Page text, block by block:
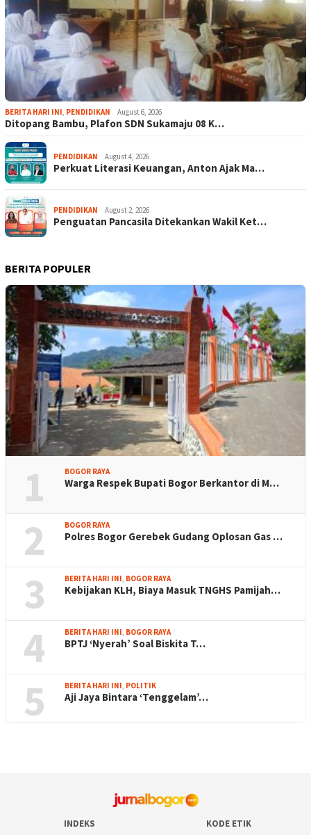
BERITA HARI INI, PENDIDIKAN August 6, 2026
Ditopang Bambu, Plafon SDN Sukamaju 08 K…
PENDIDIKAN August 4, 2026
Perkuat Literasi Keuangan, Anton Ajak Ma…
PENDIDIKAN August 2, 2026
Penguatan Pancasila Ditekankan Wakil Ket…
BERITA POPULER
1 BOGOR RAYA
Warga Respek Bupati Bogor Berkantor di M…
2 BOGOR RAYA
Polres Bogor Gerebek Gudang Oplosan Gas …
3 BERITA HARI INI, BOGOR RAYA
Kebijakan KLH, Biaya Masuk TNGHS Pamijah…
4 BERITA HARI INI, BOGOR RAYA
BPTJ ‘Nyerah’ Soal Biskita T…
5 BERITA HARI INI, POLITIK
Aji Jaya Bintara ‘Tenggelam’…
INDEKS KODE ETIK